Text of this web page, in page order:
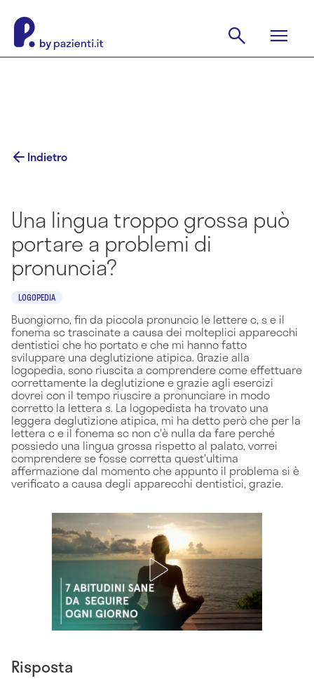
Indietro
Una lingua troppo grossa può
portare a problemi di
pronuncia?
LOGOPEDIA
Buongiorno, fin da piccola pronuncio le lettere c, s e il
fonema sc trascinate a causa dei molteplici apparecchi
dentistici che ho portato e che mi hanno fatto
sviluppare una deglutizione atipica. Grazie alla
logopedia, sono riuscita a comprendere come effettuare
correttamente la deglutizione e grazie agli esercizi
dovrei con il tempo riuscire a pronunciare in modo
corretto la lettera s. La logopedista ha trovato una
leggera deglutizione atipica, mi ha detto però che per la
lettera c e il fonema sc non c'è nulla da fare perché
possiedo una lingua grossa rispetto al palato, vorrei
comprendere se fosse corretta quest'ultima
affermazione dal momento che appunto il problema si è
verificato a causa degli apparecchi dentistici, grazie.
Risposta